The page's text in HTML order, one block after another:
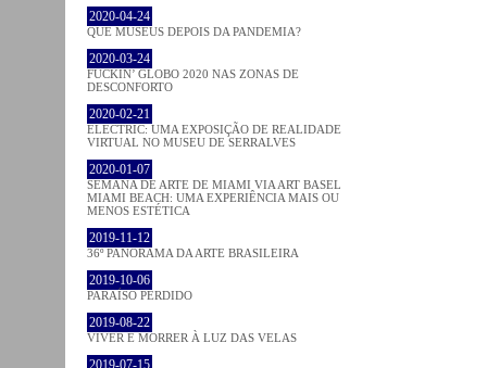
2020-04-24
QUE MUSEUS DEPOIS DA PANDEMIA?
2020-03-24
FUCKIN’ GLOBO 2020 NAS ZONAS DE
DESCONFORTO
2020-02-21
ELECTRIC: UMA EXPOSIÇÃO DE REALIDADE
VIRTUAL NO MUSEU DE SERRALVES
2020-01-07
SEMANA DE ARTE DE MIAMI VIA ART BASEL
MIAMI BEACH: UMA EXPERIÊNCIA MAIS OU
MENOS ESTÉTICA
2019-11-12
36º PANORAMA DA ARTE BRASILEIRA
2019-10-06
PARAÍSO PERDIDO
2019-08-22
VIVER E MORRER À LUZ DAS VELAS
2019-07-15